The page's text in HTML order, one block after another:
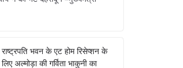
gr
m n
राष्ट्रपति भवन के एट होम रिसेप्शन के
लिए अल्मोड़ा की गर्विता भाकुनी का